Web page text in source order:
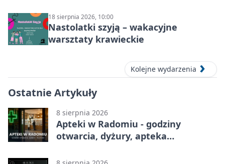
18 sierpnia 2026, 10:00
Nastolatki szyją – wakacyjne
warsztaty krawieckie
Kolejne wydarzenia
Ostatnie Artykuły
8 sierpnia 2026
Apteki w Radomiu - godziny
otwarcia, dyżury, apteka